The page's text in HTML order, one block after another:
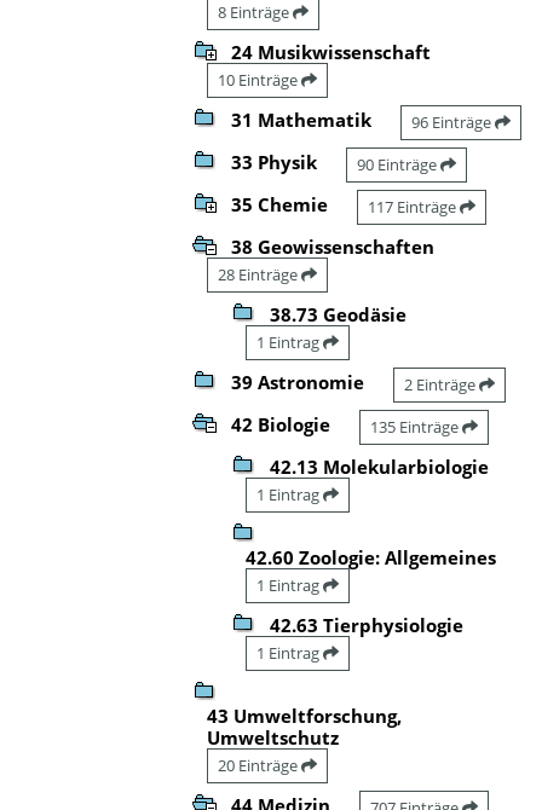
8 Einträge
24 Musikwissenschaft
10 Einträge
31 Mathematik 96 Einträge
33 Physik 90 Einträge
35 Chemie 117 Einträge
38 Geowissenschaften
28 Einträge
38.73 Geodäsie
1 Eintrag
39 Astronomie 2 Einträge
42 Biologie 135 Einträge
42.13 Molekularbiologie
1 Eintrag
42.60 Zoologie: Allgemeines
1 Eintrag
42.63 Tierphysiologie
1 Eintrag
43 Umweltforschung,
Umweltschutz
20 Einträge
44 Medizin